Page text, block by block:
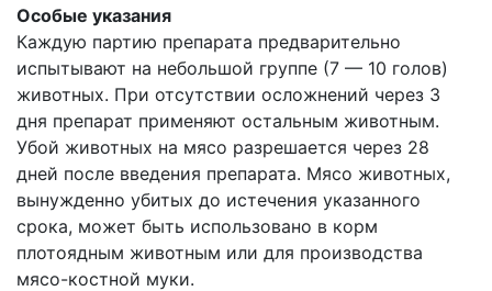
Особые указания
Каждую партию препарата предварительно
испытывают на небольшой группе (7 — 10 голов)
животных. При отсутствии осложнений через 3
дня препарат применяют остальным животным.
Убой животных на мясо разрешается через 28
дней после введения препарата. Мясо животных,
вынужденно убитых до истечения указанного
срока, может быть использовано в корм
плотоядным животным или для производства
мясо-костной муки.